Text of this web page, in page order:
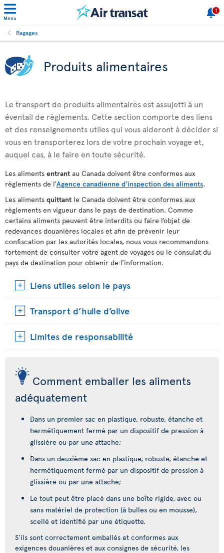
Menu
1
Bagages
Produits alimentaires
Le transport de produits alimentaires est assujetti à un
éventail de règlements. Cette section comporte des liens
et des renseignements utiles qui vous aideront à décider si
vous en transporterez lors de votre prochain voyage et,
auquel cas, à le faire en toute sécurité.
Les aliments entrant au Canada doivent être conformes aux
règlements de l’Agence canadienne d’inspection des aliments.
Les aliments quittant le Canada doivent être conformes aux
règlements en vigueur dans le pays de destination. Comme
certains aliments peuvent être interdits ou faire l’objet de
redevances douanières locales et afin de prévenir leur
confiscation par les autorités locales, nous vous recommandons
fortement de consulter votre agent de voyages ou le consulat du
pays de destination pour obtenir de l’information.
Liens utiles selon le pays
Transport d’huile d’olive
Limites de responsabilité
Comment emballer les aliments
adéquatement
Dans un premier sac en plastique, robuste, étanche et
hermétiquement fermé par un dispositif de pression à
glissière ou par une attache;
Dans un deuxième sac en plastique, robuste, étanche et
hermétiquement fermé par un dispositif de pression à
glissière ou par une attache;
Le tout peut être placé dans une boîte rigide, avec ou
sans matériel de protection (à bulles ou en mousse),
scellé et identifié par une étiquette.
S'ils sont correctement emballés et conformes aux
exigences douanières et aux consignes de sécurité, les